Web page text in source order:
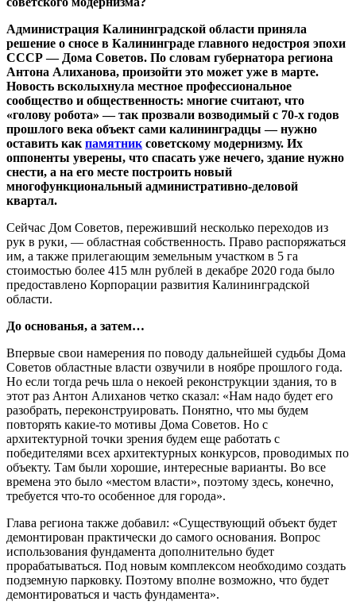
Администрация Калининградской области приняла
решение о сносе в Калининграде главного недостроя эпохи
СССР — Дома Советов. По словам губернатора региона
Антона Алиханова, произойти это может уже в марте.
Новость всколыхнула местное профессиональное
сообщество и общественность: многие считают, что
«голову робота» — так прозвали возводимый с 70-х годов
прошлого века объект сами калининградцы — нужно
оставить как памятник советскому модернизму. Их
оппоненты уверены, что спасать уже нечего, здание нужно
снести, а на его месте построить новый
многофункциональный административно-деловой
квартал.
Сейчас Дом Советов, переживший несколько переходов из
рук в руки, — областная собственность. Право распоряжаться
им, а также прилегающим земельным участком в 5 га
стоимостью более 415 млн рублей в декабре 2020 года было
предоставлено Корпорации развития Калининградской
области.
До основанья, а затем…
Впервые свои намерения по поводу дальнейшей судьбы Дома
Советов областные власти озвучили в ноябре прошлого года.
Но если тогда речь шла о некоей реконструкции здания, то в
этот раз Антон Алиханов четко сказал: «Нам надо будет его
разобрать, переконструировать. Понятно, что мы будем
повторять какие-то мотивы Дома Советов. Но с
архитектурной точки зрения будем еще работать с
победителями всех архитектурных конкурсов, проводимых по
объекту. Там были хорошие, интересные варианты. Во все
времена это было «местом власти», поэтому здесь, конечно,
требуется что-то особенное для города».
Глава региона также добавил: «Существующий объект будет
демонтирован практически до самого основания. Вопрос
использования фундамента дополнительно будет
прорабатываться. Под новым комплексом необходимо создать
подземную парковку. Поэтому вполне возможно, что будет
демонтироваться и часть фундамента».